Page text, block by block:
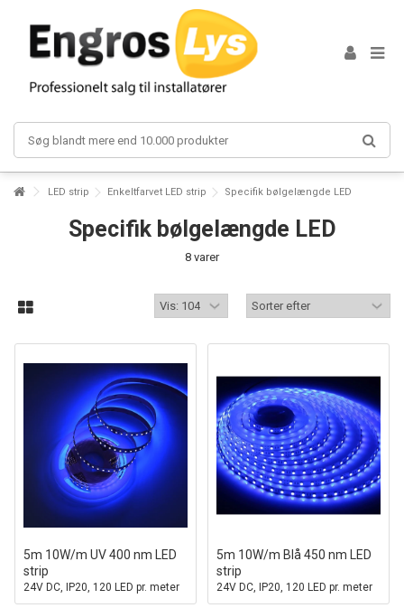
Lorem ipsum dolor sit amet
Lorem ipsum dolor sit amet, consectetur adipisicing elit, sed do
eiusmod tempor incididunt ut labore et dolore magna aliqua. Ut enim ad
minim veniam, quis nostrud exercitation ullamco laboris nisi ut aliquip ex
ea commodo consequat.
Read more
Lorem ipsum dolor sit amet
Lorem ipsum dolor sit amet, consectetur adipisicing elit, sed do
minim veniam, quis nostrud exercitation ullamco laboris nisi ut aliquip ex
ea commodo consequat.
LED strip Enkeltfarvet LED strip Specifik bølgelængde LED
Specifik bølgelængde LED
8 varer
5m 10W/m UV 400 nm LED
strip
24V DC, IP20, 120 LED pr. meter
5m 10W/m Blå 450 nm LED
strip
24V DC, IP20, 120 LED pr. meter